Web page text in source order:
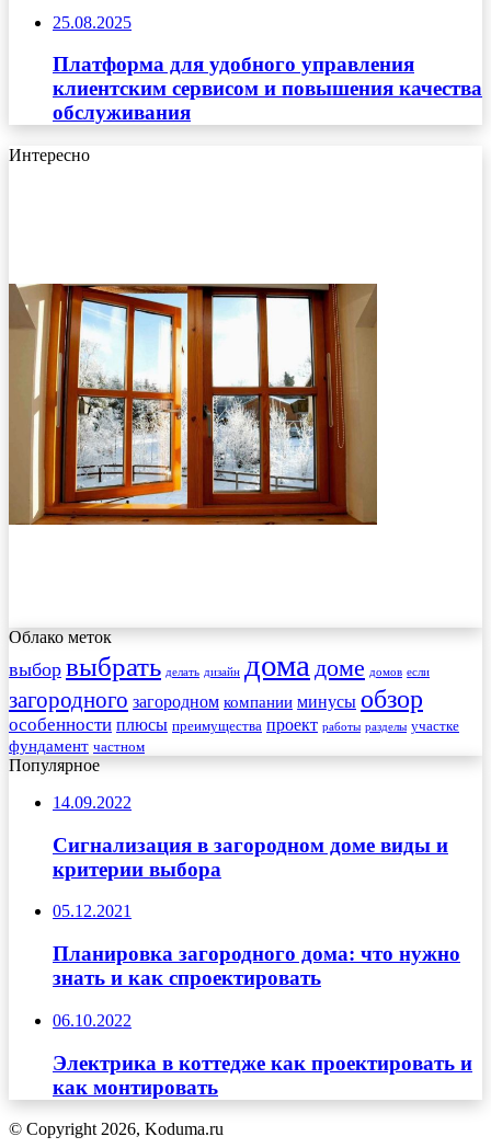
25.08.2025
Платформа для удобного управления
клиентским сервисом и повышения качества
обслуживания
Интересно
Облако меток
выбор выбрать делать дизайн дома доме домов если
загородного загородном компании минусы обзор
особенности плюсы преимущества проект работы разделы участке
фундамент частном
Популярное
14.09.2022
Сигнализация в загородном доме виды и
критерии выбора
05.12.2021
Планировка загородного дома: что нужно
знать и как спроектировать
06.10.2022
Электрика в коттедже как проектировать и
как монтировать
© Copyright 2026, Koduma.ru